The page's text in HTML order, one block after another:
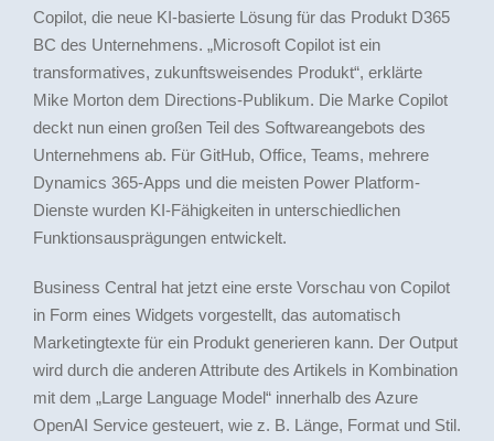
Copilot, die neue KI-basierte Lösung für das Produkt D365
BC des Unternehmens. „Microsoft Copilot ist ein
transformatives, zukunftsweisendes Produkt“, erklärte
Mike Morton dem Directions-Publikum. Die Marke Copilot
deckt nun einen großen Teil des Softwareangebots des
Unternehmens ab. Für GitHub, Office, Teams, mehrere
Dynamics 365-Apps und die meisten Power Platform-
Dienste wurden KI-Fähigkeiten in unterschiedlichen
Funktionsausprägungen entwickelt.
Business Central hat jetzt eine erste Vorschau von Copilot
in Form eines Widgets vorgestellt, das automatisch
Marketingtexte für ein Produkt generieren kann. Der Output
wird durch die anderen Attribute des Artikels in Kombination
mit dem „Large Language Model“ innerhalb des Azure
OpenAI Service gesteuert, wie z. B. Länge, Format und Stil.